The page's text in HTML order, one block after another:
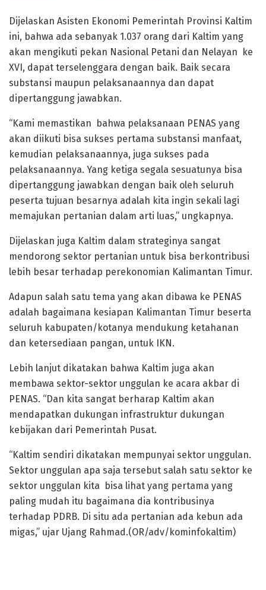
Dijelaskan Asisten Ekonomi Pemerintah Provinsi Kaltim
ini, bahwa ada sebanyak 1.037 orang dari Kaltim yang
akan mengikuti pekan Nasional Petani dan Nelayan ke
XVI, dapat terselenggara dengan baik. Baik secara
substansi maupun pelaksanaannya dan dapat
dipertanggung jawabkan.
“Kami memastikan bahwa pelaksanaan PENAS yang
akan diikuti bisa sukses pertama substansi manfaat,
kemudian pelaksanaannya, juga sukses pada
pelaksanaannya. Yang ketiga segala sesuatunya bisa
dipertanggung jawabkan dengan baik oleh seluruh
peserta tujuan besarnya adalah kita ingin sekali lagi
memajukan pertanian dalam arti luas,” ungkapnya.
Dijelaskan juga Kaltim dalam strateginya sangat
mendorong sektor pertanian untuk bisa berkontribusi
lebih besar terhadap perekonomian Kalimantan Timur.
Adapun salah satu tema yang akan dibawa ke PENAS
adalah bagaimana kesiapan Kalimantan Timur beserta
seluruh kabupaten/kotanya mendukung ketahanan
dan ketersediaan pangan, untuk IKN.
Lebih lanjut dikatakan bahwa Kaltim juga akan
membawa sektor-sektor unggulan ke acara akbar di
PENAS. “Dan kita sangat berharap Kaltim akan
mendapatkan dukungan infrastruktur dukungan
kebijakan dari Pemerintah Pusat.
“Kaltim sendiri dikatakan mempunyai sektor unggulan.
Sektor unggulan apa saja tersebut salah satu sektor ke
sektor unggulan kita bisa lihat yang pertama yang
paling mudah itu bagaimana dia kontribusinya
terhadap PDRB. Di situ ada pertanian ada kebun ada
migas,” ujar Ujang Rahmad.(OR/adv/kominfokaltim)